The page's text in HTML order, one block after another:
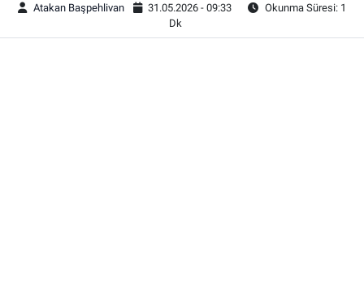
Atakan Başpehlivan 31.05.2026 - 09:33
Okunma Süresi: 1
Dk